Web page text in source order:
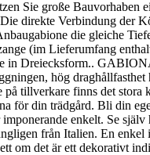
Sie große
direkte Verbindung der
die gleiche
(im Lieferumfang
in Dreiecksform..
hög
tillverkare finns det
din trädgård. Bli din
enkelt. Se
från Italien. En
om det är ett dekorativt